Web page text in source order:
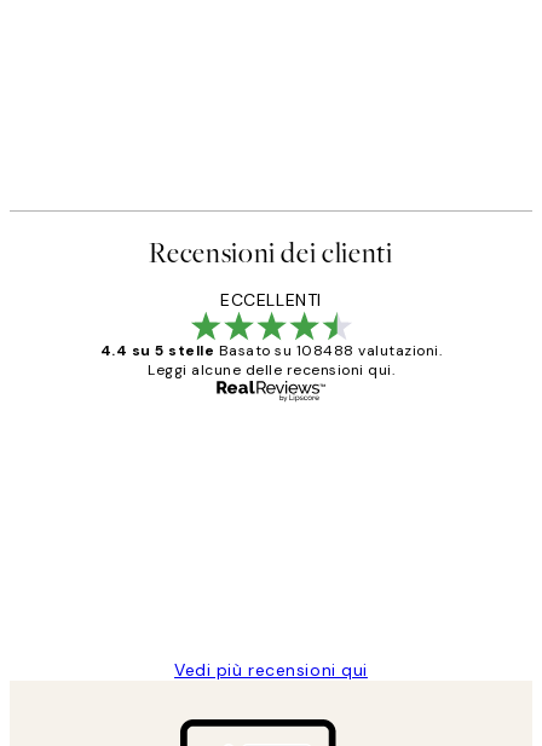
Recensioni dei clienti
ECCELLENTI
4.4 su 5 stelle Basato su 108488 valutazioni.
Leggi alcune delle recensioni qui.
Vedi più recensioni qui